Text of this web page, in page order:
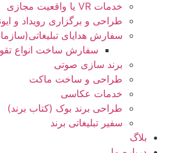
خدمات VR یا واقعیت مجازی
طراحی و برگزاری رویداد و
سفارش هدایای
سفارش ساخت انواع
برند سازی صوتی
طراحی و ساخت ماکت
خدمات عکاسی
طراحی برند بوک (کتاب برند)
سفیر تبلیغاتی برند
بلاگ